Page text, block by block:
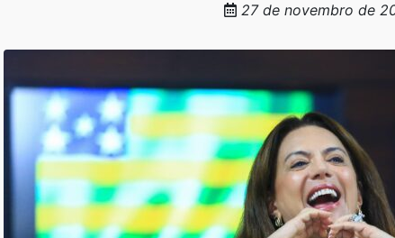
27 de novembro de